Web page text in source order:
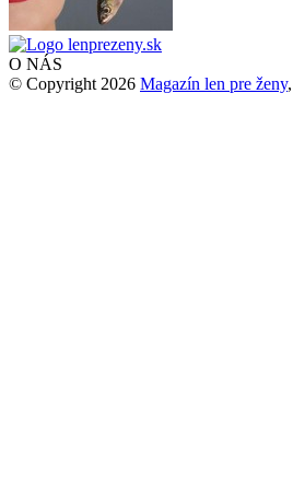
O NÁS
© Copyright 2026 Magazín len pre ženy